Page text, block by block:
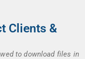
Clients &
to​ download files in